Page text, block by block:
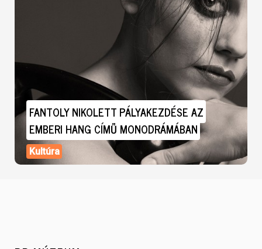
FANTOLY NIKOLETT PÁLYAKEZDÉSE AZ
EMBERI HANG CÍMŰ MONODRÁMÁBAN
Kultúra